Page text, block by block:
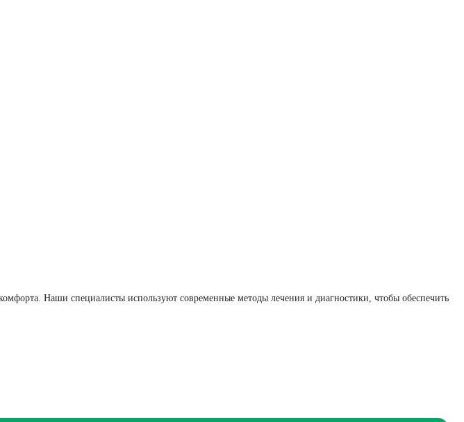
Наши специалисты используют современные методы лечения и диагностики, чтобы обеспечить